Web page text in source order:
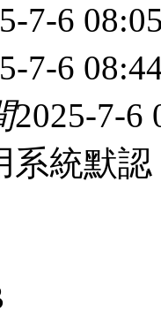
7-6
7-6
2025-7-6
系統默認